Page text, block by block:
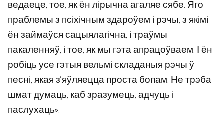
ведаеце, тое, як ён лірычна агаляе сябе. Яго
праблемы з псіхічным здароўем і рэчы, з якімі
ён займаўся сацыялагічна, і траўмы
пакаленняў, і тое, як мы гэта апрацоўваем. І ён
робіць усе гэтыя вельмі складаныя рэчы ў
песні, якая з’яўляецца проста бопам. Не трэба
шмат думаць, каб зразумець, адчуць і
паслухаць».